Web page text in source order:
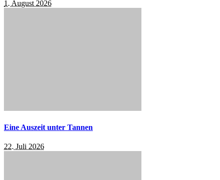
1. August 2026
Eine Auszeit unter Tannen
22. Juli 2026